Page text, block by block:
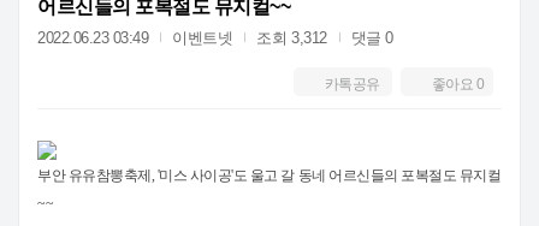
어르신들의 포복절도 뮤지컬~~
2022.06.23 03:49 이벤트넷 조회 3,312 댓글 0
좋아요 0
카톡공유
부안 유유참뽕축제, '미스 사이공'도 울고 갈 동네 어르신들의 포복절도 뮤지컬
~~